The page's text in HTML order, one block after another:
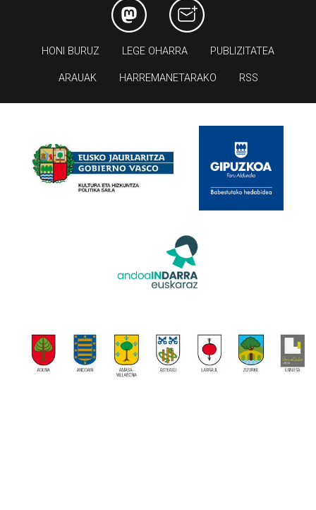
HONI BURUZ LEGE OHARRA PUBLIZITATEA
ARAUAK HARREMANETARAKO RSS